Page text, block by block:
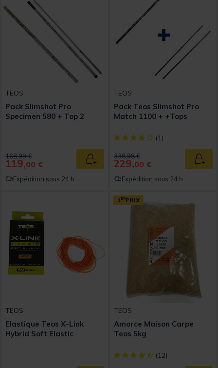
TEOS
Pack Slimshot Pro
Specimen 580 + Top 2
Price reduced from
168,99 €to
119,00 € Ajouter au panier
Expédition sous 24 h
TEOS
Pack Teos Slimshot Pro
Match 1100 + +Tops
[object Object] out of 5
(1)
Price reduced from
338,98 €to
229,00 €
Expédition sous 24 h
TEOS
Elastique Teos X-Link
Hybrid Soft Elastic
1 ERPRIX
TEOS
Amorce Maison Carpe
Teos 5kg
[object Object] out of 5
(12)